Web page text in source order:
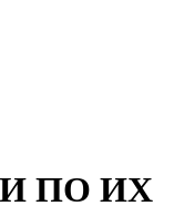
ПО ИХ